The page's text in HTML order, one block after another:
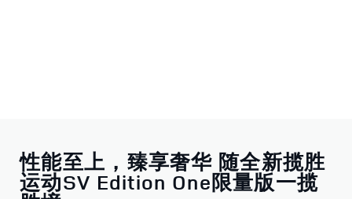
性能至上，臻享奢华 随全新揽胜
运动SV Edition One限量版一揽